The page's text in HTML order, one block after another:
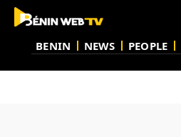
BENIN NEWS PEOPLE